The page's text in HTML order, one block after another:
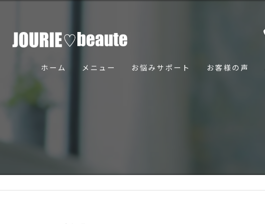
ホーム メニュー お悩みサポート お客様の声